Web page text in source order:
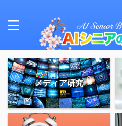
メディア研究